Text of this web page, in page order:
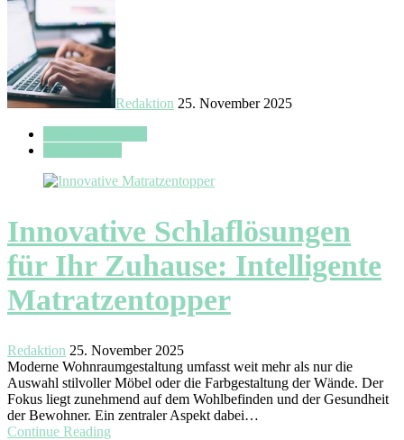
Redaktion 25. November 2025
Innovative Schlaflösungen
für Ihr Zuhause: Intelligente
Matratzentopper
Redaktion 25. November 2025
Moderne Wohnraumgestaltung umfasst weit mehr als nur die
Auswahl stilvoller Möbel oder die Farbgestaltung der Wände. Der
Fokus liegt zunehmend auf dem Wohlbefinden und der Gesundheit
der Bewohner. Ein zentraler Aspekt dabei…
Continue Reading